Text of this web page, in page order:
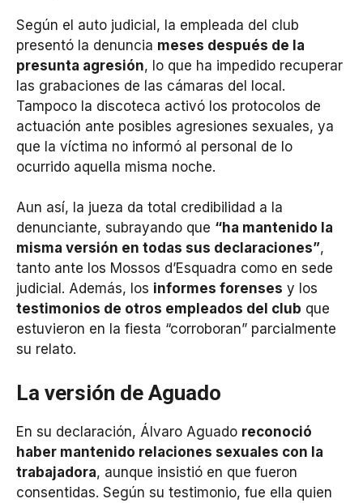
Según el auto judicial, la empleada del club
presentó la denuncia meses después de la
presunta agresión, lo que ha impedido recuperar
las grabaciones de las cámaras del local.
Tampoco la discoteca activó los protocolos de
actuación ante posibles agresiones sexuales, ya
que la víctima no informó al personal de lo
ocurrido aquella misma noche.
Aun así, la jueza da total credibilidad a la
denunciante, subrayando que “ha mantenido la
misma versión en todas sus declaraciones”,
tanto ante los Mossos d’Esquadra como en sede
judicial. Además, los informes forenses y los
testimonios de otros empleados del club que
estuvieron en la fiesta “corroboran” parcialmente
su relato.
La versión de Aguado
En su declaración, Álvaro Aguado reconoció
haber mantenido relaciones sexuales con la
trabajadora, aunque insistió en que fueron
consentidas. Según su testimonio, fue ella quien